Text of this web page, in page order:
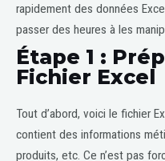
rapidement des données
passer des heures à les
Étape 1 :
Fichier Excel
Tout d’abord, voici le fichier
contient des informations
produits, etc. Ce n’est pas